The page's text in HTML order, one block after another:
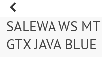
SALEWA WS
GTX JAVA BLUE